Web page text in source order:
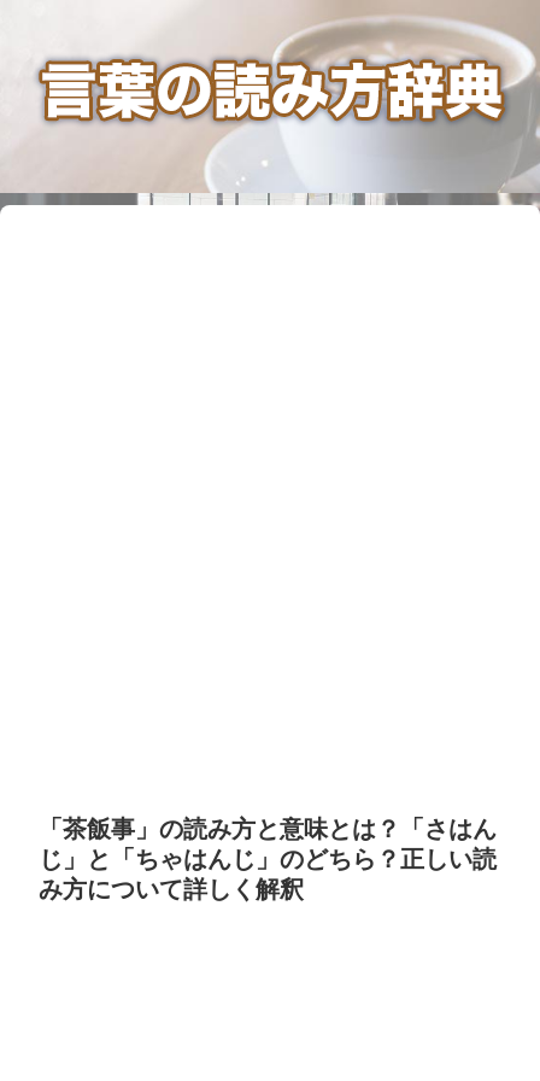
「茶飯事」の読み方と意味とは？「さはん
じ」と「ちゃはんじ」のどちら？正しい読
み方について詳しく解釈